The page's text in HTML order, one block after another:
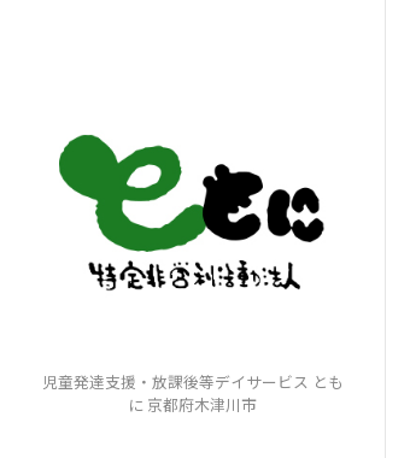
児童発達支援・放課後等デイサービス とも
に 京都府木津川市